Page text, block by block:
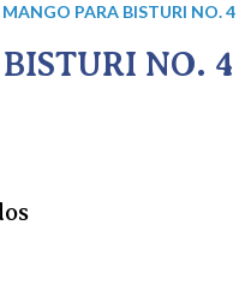
PARA BISTURI NO. 4
NO. 4